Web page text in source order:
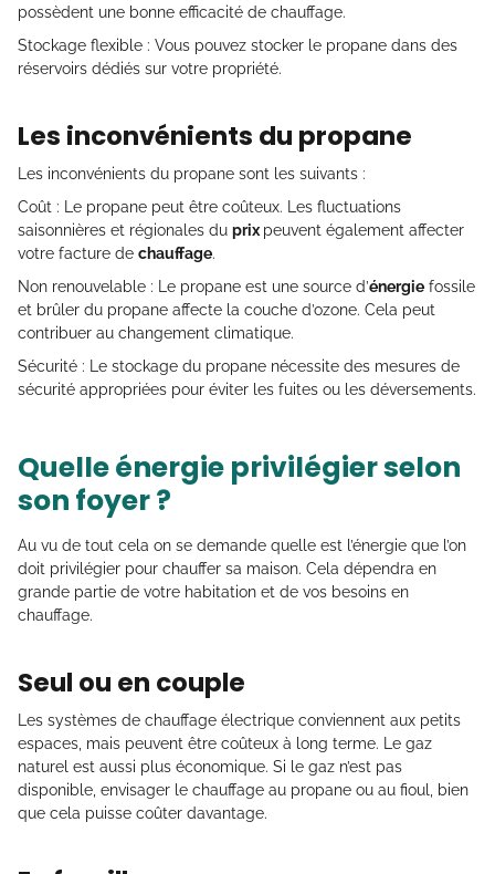
possèdent une bonne efficacité de chauffage.
Stockage flexible : Vous pouvez stocker le propane dans des
réservoirs dédiés sur votre propriété.
Les inconvénients du propane
Les inconvénients du propane sont les suivants :
Coût : Le propane peut être coûteux. Les fluctuations
saisonnières et régionales du prixpeuvent également affecter
votre facture de chauffage.
Non renouvelable : Le propane est une source d’énergie fossile
et brûler du propane affecte la couche d’ozone. Cela peut
contribuer au changement climatique.
Sécurité : Le stockage du propane nécessite des mesures de
sécurité appropriées pour éviter les fuites ou les déversements.
Quelle énergie privilégier selon
son foyer ?
Au vu de tout cela on se demande quelle est l’énergie que l’on
doit privilégier pour chauffer sa maison. Cela dépendra en
grande partie de votre habitation et de vos besoins en
chauffage.
Seul ou en couple
Les systèmes de chauffage électrique conviennent aux petits
espaces, mais peuvent être coûteux à long terme. Le gaz
naturel est aussi plus économique. Si le gaz n’est pas
disponible, envisager le chauffage au propane ou au fioul, bien
que cela puisse coûter davantage.